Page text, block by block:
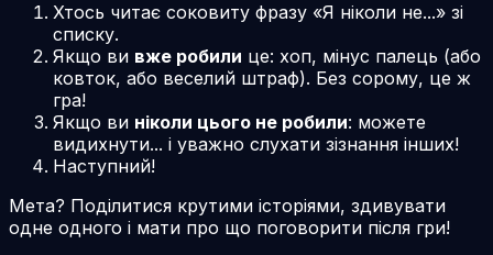
Хтось читає соковиту фразу «Я ніколи не...» зі
списку.
Якщо ви вже робили це: хоп, мінус палець (або
ковток, або веселий штраф). Без сорому, це ж
гра!
Якщо ви ніколи цього не робили: можете
видихнути... і уважно слухати зізнання інших!
Наступний!
Мета? Поділитися крутими історіями, здивувати
одне одного і мати про що поговорити після гри!